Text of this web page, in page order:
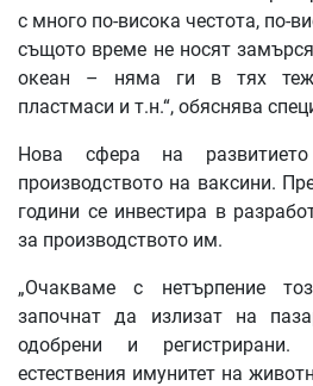
с много по-висока честота, по-
същото време не носят
океан – няма ги в тях
пластмаси и т.н.“, обяснява
Нова сфера на
производството на ваксини.
години се инвестира в
за производството им.
„Очакваме с нетърпение
започнат да излизат на
одобрени и регистрирани.
естествения имунитет на